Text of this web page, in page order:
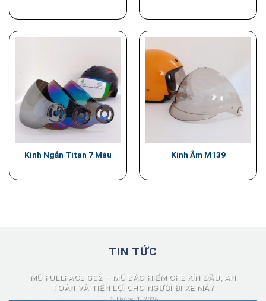
Kính Ngắn Titan 7 Màu Kính Âm M139
TIN TỨC
MŨ FULLFACE GS2 – MŨ BẢO HIỂM CHE KÍN ĐẦU, AN
TOÀN VÀ TIỆN LỢI CHO NGƯỜI ĐI XE MÁY
5 Tháng 1, 2026